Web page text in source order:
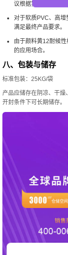
议根据实际加工温度
对于软质PVC、高
满足最终产品要求。
由于颜料黄12耐候
的应用场合。
八、包装与储存
标准包装：25KG/袋
产品应储存在阴凉、干
开封条件下可长期储存。